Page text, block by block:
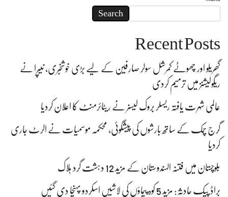
Search
Recent Posts
گھریلو اور چھوٹے کمرشل سولر صارفین کے لیے بڑی خوشخبری، نیپرا نے
ریگولیشنز میں ترمیم کردی
عالمی شہرت یافتہ ریسلر بروک لیسنر نے ریٹائرمنٹ کا اعلان کردیا
گرج چمک کے ساتھ بارشوں کی پیشگوئی، محکمہ موسمیات نے الرٹ جاری
کردیا
بلوچستان میں فتنہ الہندوستان کے مزید 12 دہشت گرد ہلاک
براڈ پیک حادثہ: مزید 5 کوہ پیماؤں کی لاشیں اسکردو پہنچا دی گئیں